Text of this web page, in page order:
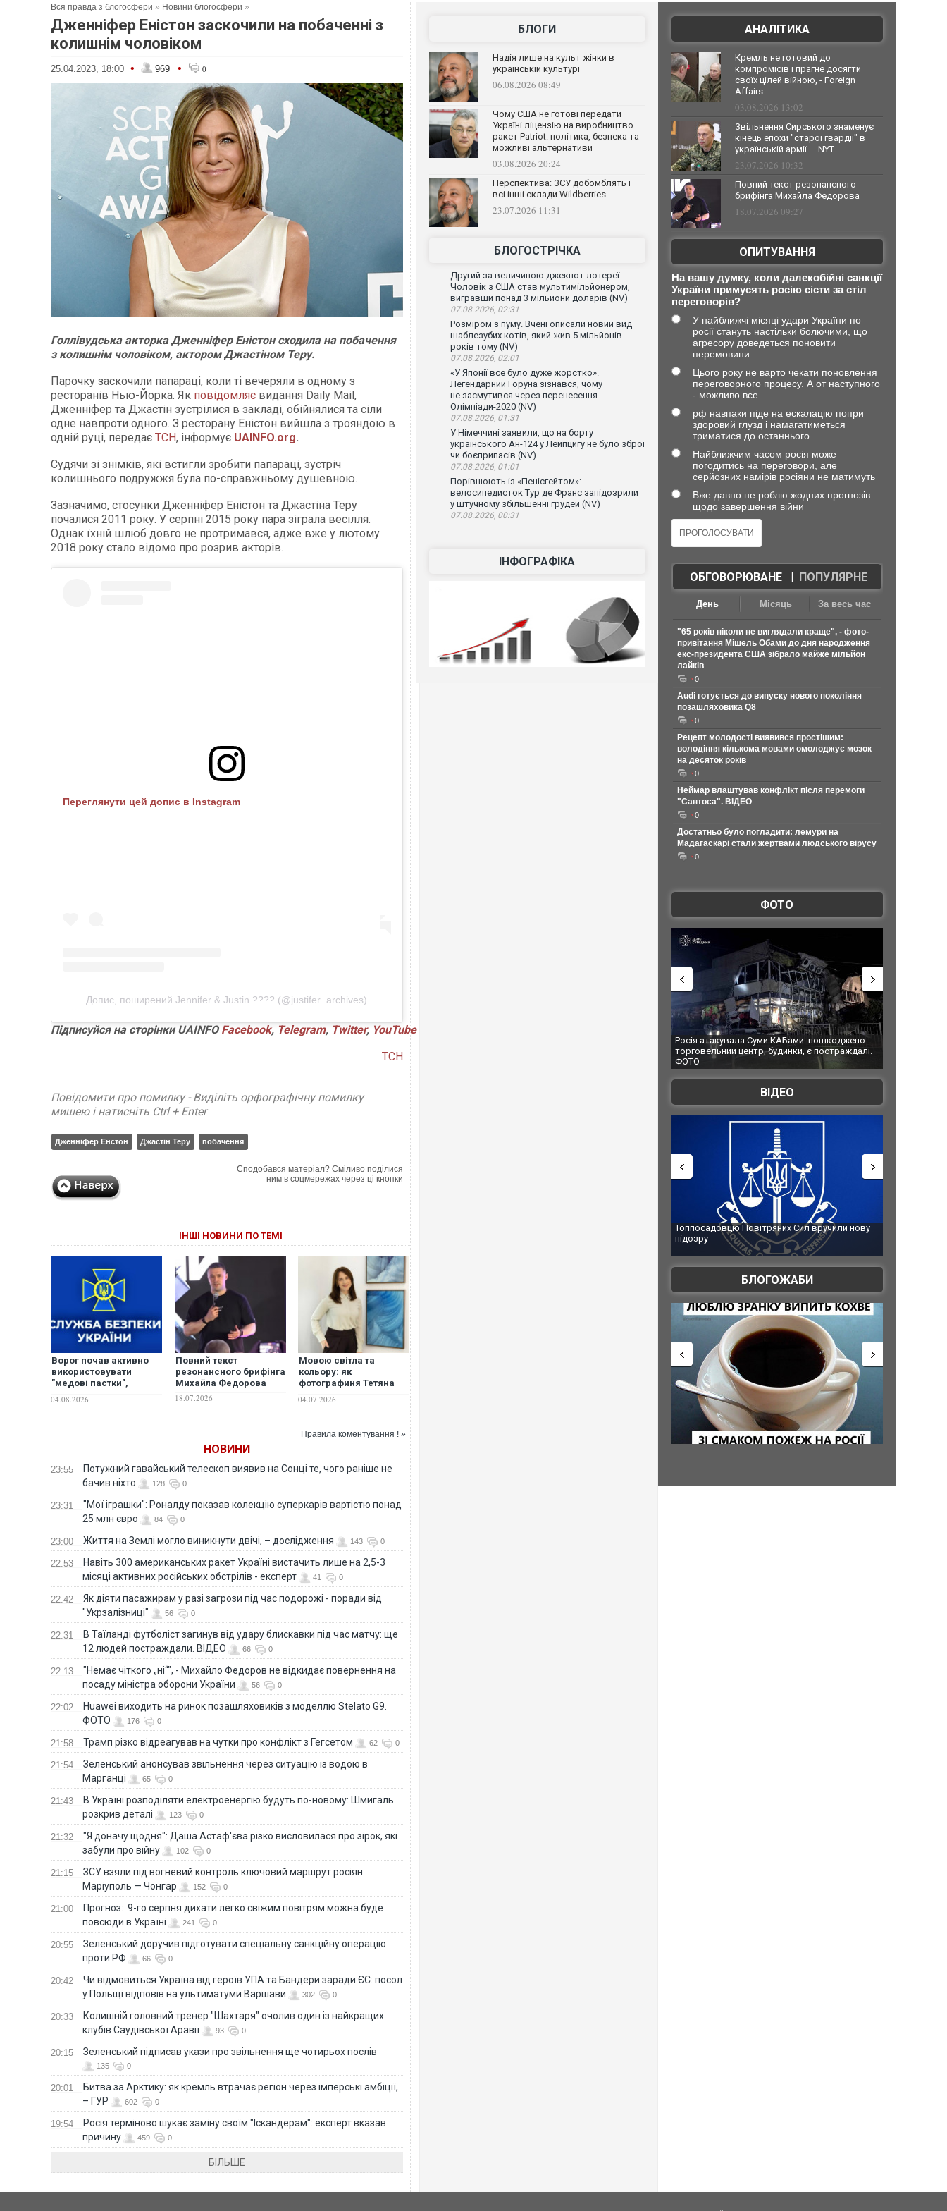
Вся правда з блогосфери » Новини блогосфери »
Дженніфер Еністон заскочили на побаченні з
колишнім чоловіком
25.04.2023, 18:00 • 969 • 0
Голлівудська акторка Дженніфер Еністон сходила на побачення
з колишнім чоловіком, актором Джастіном Теру.
Парочку заскочили папараці, коли ті вечеряли в одному з
ресторанів Нью-Йорка. Як повідомляє видання Daily Mail,
Дженніфер та Джастін зустрілися в закладі, обійнялися та сіли
одне навпроти одного. З ресторану Еністон вийшла з трояндою в
одній руці, передає ТСН, інформує UAINFO.org.
Судячи зі знімків, які встигли зробити папараці, зустріч
колишнього подружжя була по-справжньому душевною.
Зазначимо, стосунки Дженніфер Еністон та Джастіна Теру
почалися 2011 року. У серпні 2015 року пара зіграла весілля.
Однак їхній шлюб довго не протримався, адже вже у лютому
2018 року стало відомо про розрив акторів.
Переглянути цей допис в Instagram
Допис, поширений Jennifer & Justin ???? (@justifer_archives)
Підписуйся на сторінки UAINFO Facebook, Telegram, Twitter, YouTube
ТСН
Повідомити про помилку - Виділіть орфографічну помилку
мишею і натисніть Ctrl + Enter
Дженніфер Енстон Джастін Теру побачення
Сподобався матеріал? Сміливо поділися
ним в соцмережах через ці кнопки
ІНШІ НОВИНИ ПО ТЕМІ
Ворог почав активно
використовувати
"медові пастки",
намагаючись убити
українських
04.08.2026
Повний текст
резонансного брифінга
Михайла Федорова
18.07.2026
Мовою світла та
кольору: як
фотографиня Тетяна
Гордійчук говорить з
глядачами та світом
04.07.2026
Правила коментування ! »
НОВИНИ
23:55
Потужний гавайський телескоп виявив на Сонці те, чого раніше не
бачив ніхто
128 0
23:31
"Мої іграшки": Роналду показав колекцію суперкарів вартістю понад
25 млн євро
84 0
23:00 Життя на Землі могло виникнути двічі, – дослідження 143 0
22:53
Навіть 300 американських ракет Україні вистачить лише на 2,5-3
місяці активних російських обстрілів - експерт
41 0
22:42
Як діяти пасажирам у разі загрози під час подорожі - поради від
"Укрзалізниці"
56 0
22:31
В Таїланді футболіст загинув від удару блискавки під час матчу: ще
12 людей постраждали. ВІДЕО
66 0
22:13
"Немає чіткого „ні“", - Михайло Федоров не відкидає повернення на
посаду міністра оборони України
56 0
22:02
Huawei виходить на ринок позашляховиків з моделлю Stelato G9.
ФОТО
176 0
21:58 Трамп різко відреагував на чутки про конфлікт з Гегсетом 62 0
21:54
Зеленський анонсував звільнення через ситуацію із водою в
Марганці
65 0
21:43
В Україні розподіляти електроенергію будуть по-новому: Шмигаль
розкрив деталі
123 0
21:32
"Я доначу щодня": Даша Астаф'єва різко висловилася про зірок, які
забули про війну
102 0
21:15
ЗСУ взяли під вогневий контроль ключовий маршрут росіян
Маріуполь — Чонгар
152 0
21:00
Прогноз: 9-го серпня дихати легко свіжим повітрям можна буде
повсюди в Україні
241 0
20:55
Зеленський доручив підготувати спеціальну санкційну операцію
проти РФ
66 0
20:42
Чи відмовиться Україна від героїв УПА та Бандери заради ЄС: посол
у Польщі відповів на ультиматуми Варшави
302 0
20:33
Колишній головний тренер "Шахтаря" очолив один із найкращих
клубів Саудівської Аравії
93 0
20:15 Зеленський підписав укази про звільнення ще чотирьох послів
135 0
20:01
Битва за Арктику: як кремль втрачає регіон через імперські амбіції,
– ГУР
602 0
19:54
Росія терміново шукає заміну своїм "Іскандерам": експерт вказав
причину
459 0
БІЛЬШЕ
БЛОГИ
Надія лише на культ жінки в
українській культурі
06.08.2026 08:49
Чому США не готові передати
Україні ліцензію на виробництво
ракет Patriot: політика, безпека та
можливі альтернативи
03.08.2026 20:24
Перспектива: ЗСУ добомблять і
всі інші склади Wildberries
23.07.2026 11:31
БЛОГОСТРІЧКА
Другий за величиною джекпот лотереї.
Чоловік з США став мультимільйонером,
вигравши понад 3 мільйони доларів (NV)
07.08.2026, 02:31
Розміром з пуму. Вчені описали новий вид
шаблезубих котів, який жив 5 мільйонів
років тому (NV)
07.08.2026, 02:01
«У Японії все було дуже жорстко».
Легендарний Горуна зізнався, чому
не засмутився через перенесення
Олімпіади-2020 (NV)
07.08.2026, 01:31
У Німеччині заявили, що на борту
українського Ан-124 у Лейпцигу не було зброї
чи боєприпасів (NV)
07.08.2026, 01:01
Порівнюють із «Пенісгейтом»:
велосипедисток Тур де Франс запідозрили
у штучному збільшенні грудей (NV)
07.08.2026, 00:31
ІНФОГРАФІКА
АНАЛІТИКА
Кремль не готовий до
компромісів і прагне досягти
своїх цілей війною, - Foreign
Affairs
03.08.2026 13:02
Звільнення Сирського знаменує
кінець епохи "старої гвардії" в
українській армії — NYT
23.07.2026 10:32
Повний текст резонансного
брифінга Михайла Федорова
18.07.2026 09:27
ОПИТУВАННЯ
На вашу думку, коли далекобійні санкції
України примусять росію сісти за стіл
переговорів?
У найближчі місяці удари України по
росії стануть настільки болючими, що
агресору доведеться поновити
перемовини
Цього року не варто чекати поновлення
переговорного процесу. А от наступного
- можливо все
рф навпаки піде на ескалацію попри
здоровий глузд і намагатиметься
триматися до останнього
Найближчим часом росія може
погодитись на переговори, але
серйозних намірів росіяни не матимуть
Вже давно не роблю жодних прогнозів
щодо завершення війни
ОБГОВОРЮВАНЕ| ПОПУЛЯРНЕ
День Місяць За весь час
"65 років ніколи не виглядали краще", - фото-
привітання Мішель Обами до дня народження
екс-президента США зібрало майже мільйон
лайків
0
Audi готується до випуску нового покоління
позашляховика Q8
0
Рецепт молодості виявився простішим:
володіння кількома мовами омолоджує мозок
на десяток років
0
Неймар влаштував конфлікт після перемоги
"Сантоса". ВІДЕО
0
Достатньо було погладити: лемури на
Мадагаскарі стали жертвами людського вірусу
0
ФОТО
Росія атакувала Суми КАБами: пошкоджено
торговельний центр, будинки, є постраждалі.
Українські надзвичайники врятували
під час ліквідації масштабної лісової пожежі
ВІДЕО
Топпосадовцю Повітряних Сил вручили нову
Сили оборони уразили Ярославський НПЗ:
губернатор регіону заявив про
атаку. ВІДЕО
БЛОГОЖАБИ